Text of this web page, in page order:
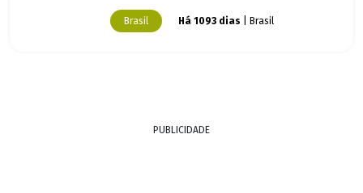
Brasil Há 1093 dias | Brasil
PUBLICIDADE